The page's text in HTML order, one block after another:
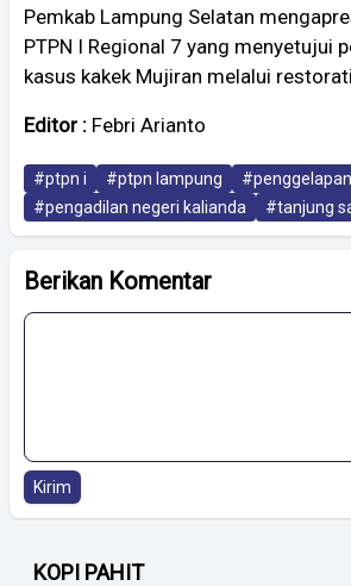
Pemkab Lampung Selatan
PTPN I Regional 7 yang menyetujui
kasus kakek Mujiran melalui
Editor : Febri Arianto
#ptpn i #ptpn lampung
#pengadilan negeri kalianda
#tanjung
Berikan Komentar
Kirim
KOPI PAHIT